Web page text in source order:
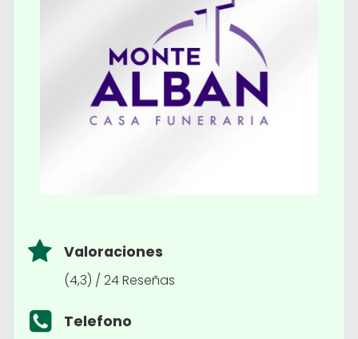
Valoraciones
(4,3) / 24 Reseñas
Telefono